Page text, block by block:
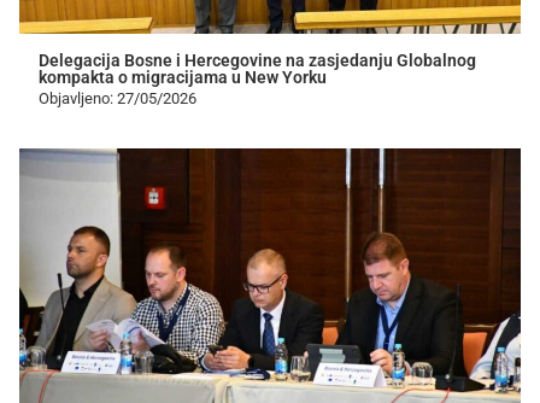
Delegacija Bosne i Hercegovine na zasjedanju Globalnog
kompakta o migracijama u New Yorku
Objavljeno: 27/05/2026